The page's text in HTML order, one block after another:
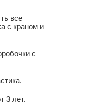
все
с краном и
с
3 лет.